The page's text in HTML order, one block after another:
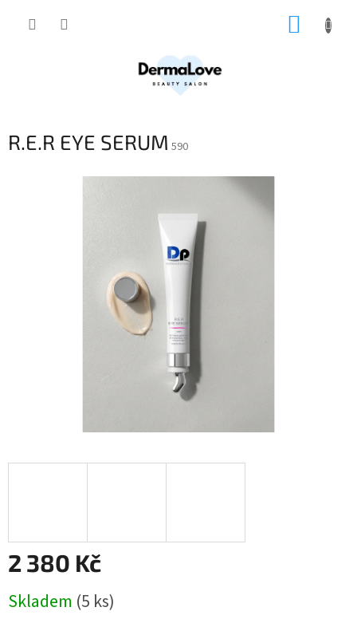
R.E.R EYE SERUM 590
2 380 Kč
cena:
Skladem (5 ks)